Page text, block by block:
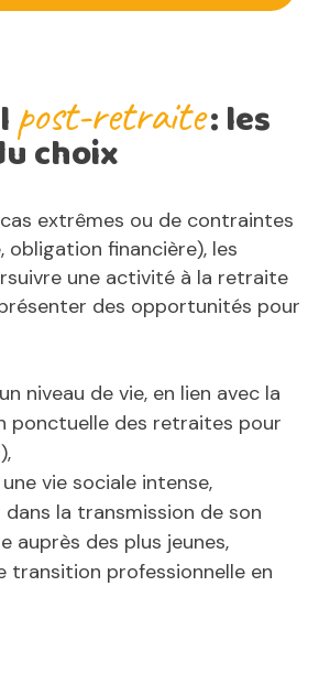
post-retraite: les
choix
extrêmes ou de contraintes
obligation financière), les
une activité à la retraite
des opportunités pour
niveau de vie, en lien avec la
ponctuelle des retraites pour
vie sociale intense,
dans la transmission de son
auprès des plus jeunes,
transition professionnelle en